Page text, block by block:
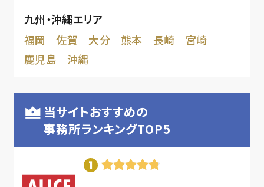
九州・沖縄エリア
福岡
佐賀 大分 熊本 長崎
宮崎
鹿児島
沖縄
当サイトおすすめの
事務所ランキングTOP5